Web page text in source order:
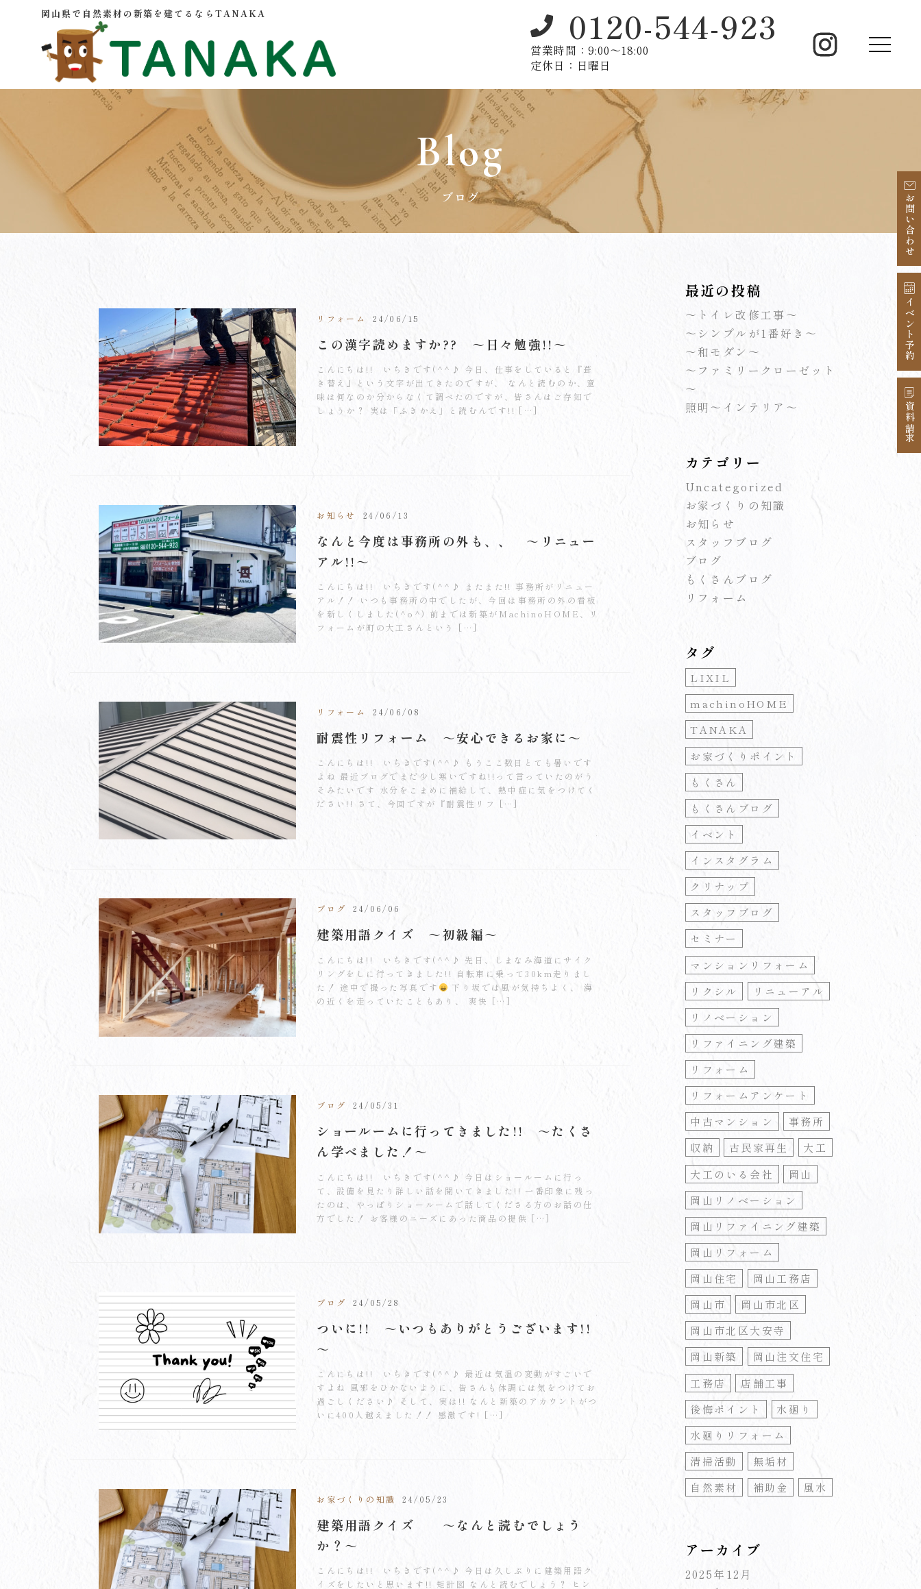
岡山県で自然素材の新築を建てるならTANAKA 0120-544-923
営業時間：9:00〜18:00
定休日：日曜日
お問い合わせ
イベント予約
資料請求
Blog
ブログ
リフォーム 24/06/15
この漢字読めますか?? ～日々勉強!!～
こんにちは!! いちきです(^^♪ 今日、仕事をしていると『葺
き替え』という文字が出てきたのですが、 なんと読むのか、意
味は何なのか分からなくて調べたのですが、皆さんはご存知で
しょうか？ 実は「ふきかえ」と読むんです!! […]
お知らせ 24/06/13
なんと今度は事務所の外も、、 ～リニュー
アル!!～
こんにちは!! いちきです(^^♪ またまた!! 事務所がリニュー
アル！！ いつも事務所の中でしたが、今回は事務所の外の看板
を新しくしました(^o^) 前までは新築がMachinoHOME、リ
フォームが町の大工さんという […]
リフォーム 24/06/08
耐震性リフォーム ～安心できるお家に～
こんにちは!! いちきです(^^♪ もうここ数日とても暑いです
よね 最近ブログでまだ少し寒いですね!!って言っていたのがう
そみたいです 水分をこまめに補給して、熱中症に気をつけてく
ださい!! さて、今回ですが『耐震性リフ […]
ブログ 24/06/06
建築用語クイズ ～初級編～
こんにちは!! いちきです(^^♪ 先日、しまなみ海道にサイク
リングをしに行ってきました!! 自転車に乗って30km走りまし
た！ 途中で撮った写真です
下り坂では風が気持ちよく、 海
の近くを走っていたこともあり、 爽快 […]
ブログ 24/05/31
ショールームに行ってきました!! ～たくさ
ん学べました！～
こんにちは!! いちきです(^^♪ 今日はショールームに行っ
て、設備を見たり詳しい話を聞いてきました!! 一番印象に残っ
たのは、やっぱりショールームで話してくださる方のお話の仕
方でした！ お客様のニーズにあった商品の提供 […]
ブログ 24/05/28
ついに!! ～いつもありがとうございます!!
～
こんにちは!! いちきです(^^♪ 最近は気温の変動がすごいで
すよね 風邪をひかないように、皆さんも体調には気をつけてお
過ごしください♪ そして、実は!! なんと新築のアカウントがつ
いに400人越えました！！ 感激です! […]
お家づくりの知識 24/05/23
建築用語クイズ ～なんと読むでしょう
か？～
こんにちは!! いちきです(^^♪ 今日は久しぶりに建築用語ク
イズをしたいと思います!! 矩計図 なんと読むでしょう？ ヒン
最近の投稿
～トイレ改修工事～
～シンプルが1番好き～
～和モダン～
～ファミリークローゼット
～
照明～インテリア～
カテゴリー
Uncategorized
お家づくりの知識
お知らせ
スタッフブログ
ブログ
もくさんブログ
リフォーム
タグ
LIXIL
machinoHOME
TANAKA
お家づくりポイント
もくさん
もくさんブログ
イベント
インスタグラム
クリナップ
スタッフブログ
セミナー
マンションリフォーム
リクシル
リニューアル
リノベーション
リファイニング建築
リフォーム
リフォームアンケート
中古マンション
事務所
収納
古民家再生
大工
大工のいる会社
岡山
岡山リノベーション
岡山リファイニング建築
岡山リフォーム
岡山住宅
岡山工務店
岡山市
岡山市北区
岡山市北区大安寺
岡山新築
岡山注文住宅
工務店
店舗工事
後悔ポイント
水廻り
水廻りリフォーム
清掃活動
無垢材
自然素材
補助金 風水
アーカイブ
2025年12月